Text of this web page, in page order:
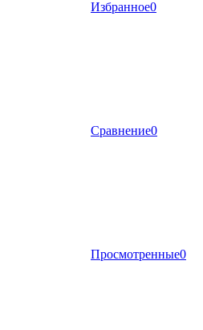
Избранное0
Сравнение0
Просмотренные0